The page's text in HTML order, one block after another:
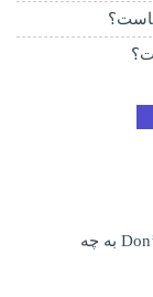
چند اصطلاح ساده ولی پرکاربرد/Don’t seweat it به چه